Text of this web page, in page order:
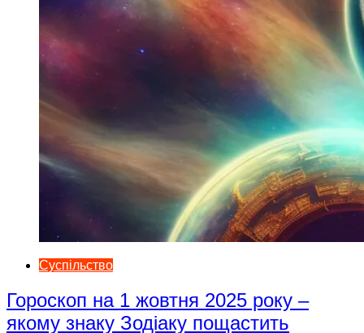
Суспільство
Гороскоп на 1 жовтня 2025 року –
якому знаку Зодіаку пощастить